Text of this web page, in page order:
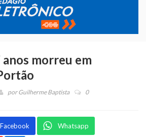
morreu em
porGuilherme Baptista 0
Facebook Whatsapp